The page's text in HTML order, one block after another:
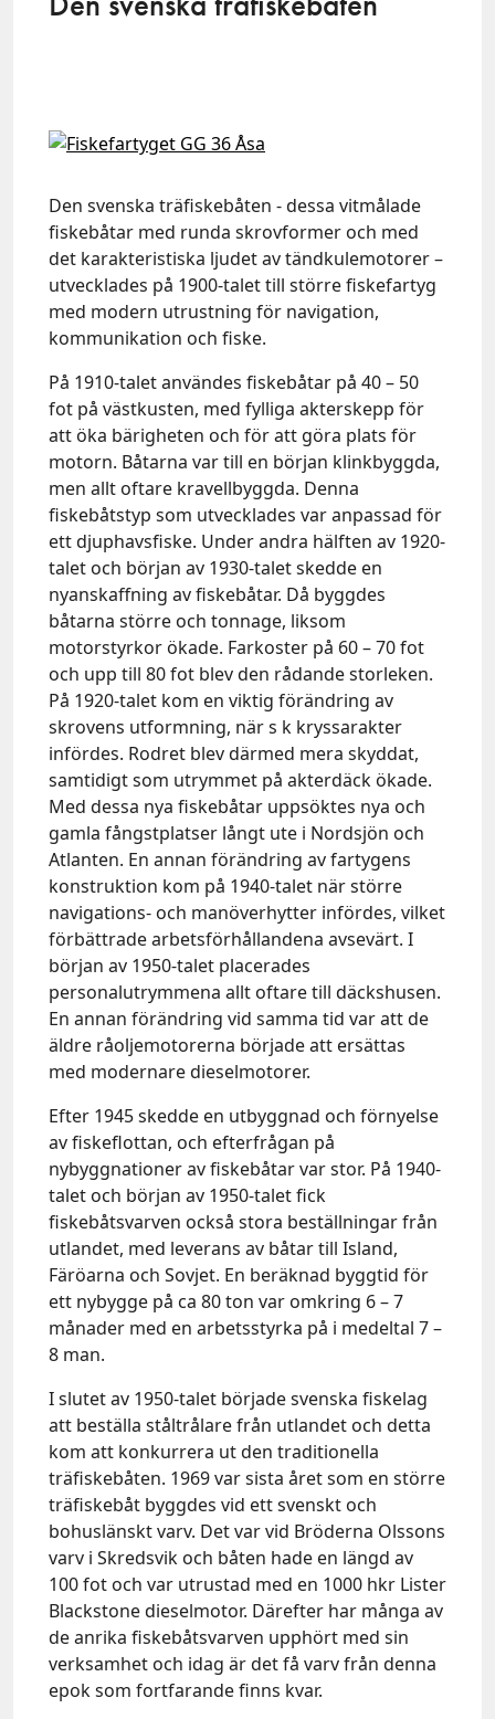
Den svenska träfiskebåten - dessa vitmålade
fiskebåtar med runda skrovformer och med
det karakteristiska ljudet av tändkulemotorer –
utvecklades på 1900-talet till större fiskefartyg
med modern utrustning för navigation,
kommunikation och fiske.
På 1910-talet användes fiskebåtar på 40 – 50
fot på västkusten, med fylliga akterskepp för
att öka bärigheten och för att göra plats för
motorn. Båtarna var till en början klinkbyggda,
men allt oftare kravellbyggda. Denna
fiskebåtstyp som utvecklades var anpassad för
ett djuphavsfiske. Under andra hälften av 1920-
talet och början av 1930-talet skedde en
nyanskaffning av fiskebåtar. Då byggdes
båtarna större och tonnage, liksom
motorstyrkor ökade. Farkoster på 60 – 70 fot
och upp till 80 fot blev den rådande storleken.
På 1920-talet kom en viktig förändring av
skrovens utformning, när s k kryssarakter
infördes. Rodret blev därmed mera skyddat,
samtidigt som utrymmet på akterdäck ökade.
Med dessa nya fiskebåtar uppsöktes nya och
gamla fångstplatser långt ute i Nordsjön och
Atlanten. En annan förändring av fartygens
konstruktion kom på 1940-talet när större
navigations- och manöverhytter infördes, vilket
förbättrade arbetsförhållandena avsevärt. I
början av 1950-talet placerades
personalutrymmena allt oftare till däckshusen.
En annan förändring vid samma tid var att de
äldre råoljemotorerna började att ersättas
med modernare dieselmotorer.
Efter 1945 skedde en utbyggnad och förnyelse
av fiskeflottan, och efterfrågan på
nybyggnationer av fiskebåtar var stor. På 1940-
talet och början av 1950-talet fick
fiskebåtsvarven också stora beställningar från
utlandet, med leverans av båtar till Island,
Färöarna och Sovjet. En beräknad byggtid för
ett nybygge på ca 80 ton var omkring 6 – 7
månader med en arbetsstyrka på i medeltal 7 –
8 man.
I slutet av 1950-talet började svenska fiskelag
att beställa ståltrålare från utlandet och detta
kom att konkurrera ut den traditionella
träfiskebåten. 1969 var sista året som en större
träfiskebåt byggdes vid ett svenskt och
bohuslänskt varv. Det var vid Bröderna Olssons
varv i Skredsvik och båten hade en längd av
100 fot och var utrustad med en 1000 hkr Lister
Blackstone dieselmotor. Därefter har många av
de anrika fiskebåtsvarven upphört med sin
verksamhet och idag är det få varv från denna
epok som fortfarande finns kvar.